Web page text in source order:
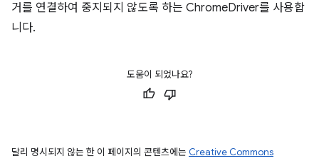
거를 연결하여 중지되지 않도록 하는 ChromeDriver를 사용합
니다.
도움이 되었나요?
달리 명시되지 않는 한 이 페이지의 콘텐츠에는 Creative Commons